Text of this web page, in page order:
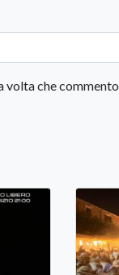
volta che commento.